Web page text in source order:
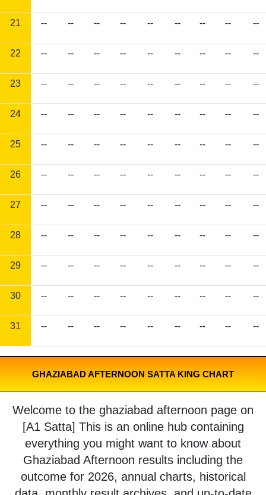
21 -- -- -- -- -- -- -- -- --
22 -- -- -- -- -- -- -- -- --
23 -- -- -- -- -- -- -- -- --
24 -- -- -- -- -- -- -- -- --
25 -- -- -- -- -- -- -- -- --
26 -- -- -- -- -- -- -- -- --
27 -- -- -- -- -- -- -- -- --
28 -- -- -- -- -- -- -- -- --
29 -- -- -- -- -- -- -- -- --
30 -- -- -- -- -- -- -- -- --
31 -- -- -- -- -- -- -- -- --
GHAZIABAD AFTERNOON SATTA KING CHART
Welcome to the ghaziabad afternoon page on
[A1 Satta] This is an online hub containing
everything you might want to know about
Ghaziabad Afternoon results including the
outcome for 2026, annual charts, historical